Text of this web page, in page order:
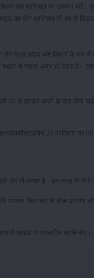
एक प्रतिशत का उपयोग करें।
का तीन प्रतिशत की दर से
पहले सफेद धंसे विक्षतों के रूप में
स्थान से गलना आरंभ हो जाता है।
की दर से उपचार करने के बाद बोना
25 प्रतिशत का
रोग भी लगता है। इस तरह के
किए जाए तो ठीक अन्यथा
दवाओं से उपचारित करके बोएंं।